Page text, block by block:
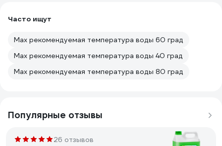
Часто ищут
Мах рекомендуемая температура воды 60 град
Мах рекомендуемая температура воды 40 град
Мах рекомендуемая температура воды 80 град
Популярные отзывы
26 отзывов